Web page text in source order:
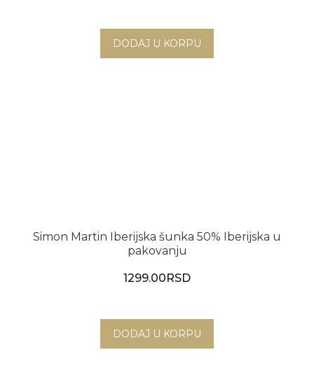
Simon Martin Iberijska šunka 50% Iberijska u
pakovanju
1299.00 RSD